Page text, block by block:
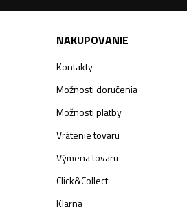
NAKUPOVANIE
Kontakty
Možnosti doručenia
Možnosti platby
Vrátenie tovaru
Výmena tovaru
Click&Collect
Klarna